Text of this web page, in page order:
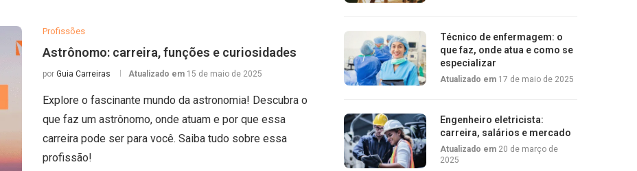
Profissões
Astrônomo: carreira, funções e curiosidades
por Guia Carreiras Atualizado em 15 de maio de 2025
Explore o fascinante mundo da astronomia! Descubra o
que faz um astrônomo, onde atuam e por que essa
carreira pode ser para você. Saiba tudo sobre essa
profissão!
Técnico de enfermagem: o
que faz, onde atua e como se
especializar
Atualizado em 17 de maio de 2025
Engenheiro eletricista:
carreira, salários e mercado
Atualizado em 20 de março de
2025